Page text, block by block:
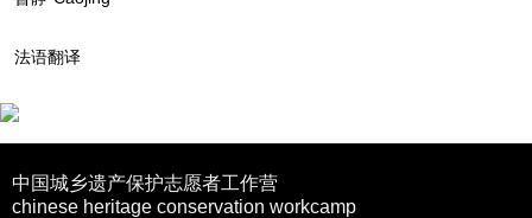
法语翻译
中国城乡遗产保护志愿者工作营
chinese heritage conservation workcamp